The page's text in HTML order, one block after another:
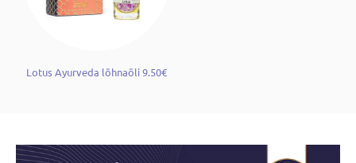
Lotus Ayurveda lõhnaõli 9.50€